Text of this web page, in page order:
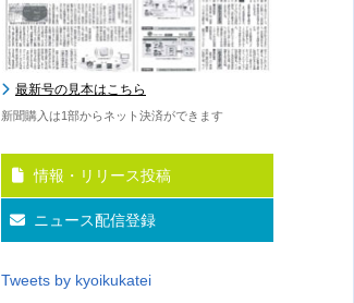
最新号の見本はこちら
新聞購入は1部からネット決済ができます
情報・リリース投稿
ニュース配信登録
Tweets by kyoikukatei